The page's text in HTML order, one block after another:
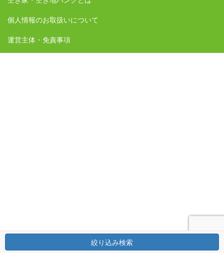
絞り込み検索
個人情報のお取扱いについて
運営主体・免責事項